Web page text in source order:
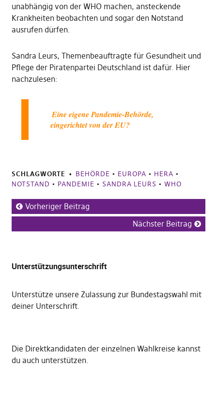
unabhängig von der WHO machen, ansteckende
Krankheiten beobachten und sogar den Notstand
ausrufen dürfen.
Sandra Leurs, Themenbeauftragte für Gesundheit und
Pflege der Piratenpartei Deutschland ist dafür. Hier
nachzulesen:
Eine eigene Pandemie-Behörde,
eingerichtet von der EU?
SCHLAGWORTE BEHÖRDE • EUROPA • HERA •
NOTSTAND • PANDEMIE • SANDRA LEURS • WHO
Vorheriger Beitrag
Nächster Beitrag
Unterstützungsunterschrift
Unterstütze unsere Zulassung zur Bundestagswahl mit
deiner Unterschrift.
Die Direktkandidaten der einzelnen Wahlkreise kannst
du auch unterstützen.